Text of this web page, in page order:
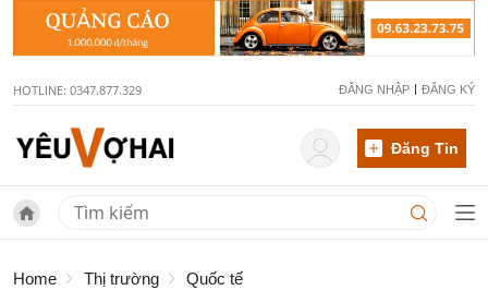
HOTLINE: 0347.877.329 ĐĂNG NHẬP ĐĂNG KÝ
Đăng Tin
Home Thị trường
Quốc tế